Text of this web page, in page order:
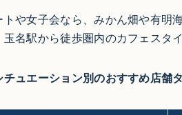
トや女子会なら、みかん畑や有明
玉名駅から徒歩圏内のカフェスタ
ュエーション別のおすすめ店舗